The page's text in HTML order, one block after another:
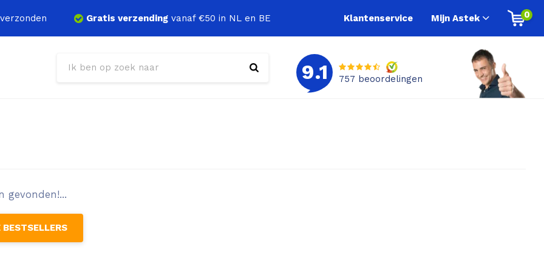
verzonden Gratis verzending vanaf €50 in NL en BE Klantenservice Mijn Astek 0
9.1 757 beoordelingen
gevonden!...